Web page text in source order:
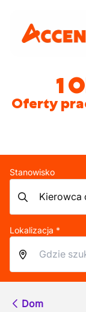
1
Oferty
Stanowisko
Lokalizacja *
Dom